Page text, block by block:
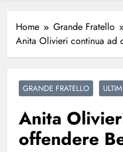
Home
Grande Fratello
Anita Olivieri continua ad
GRANDE FRATELLO
Anita
offendere